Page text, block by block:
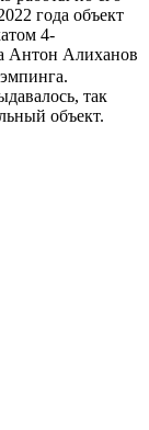
года объект
4-
Антон Алиханов
так
объект.